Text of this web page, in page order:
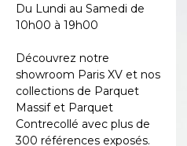
Du Lundi au Samedi de
10h00 à 19h00
Découvrez notre
showroom Paris XV et nos
collections de Parquet
Massif et Parquet
Contrecollé avec plus de
300 références exposés.